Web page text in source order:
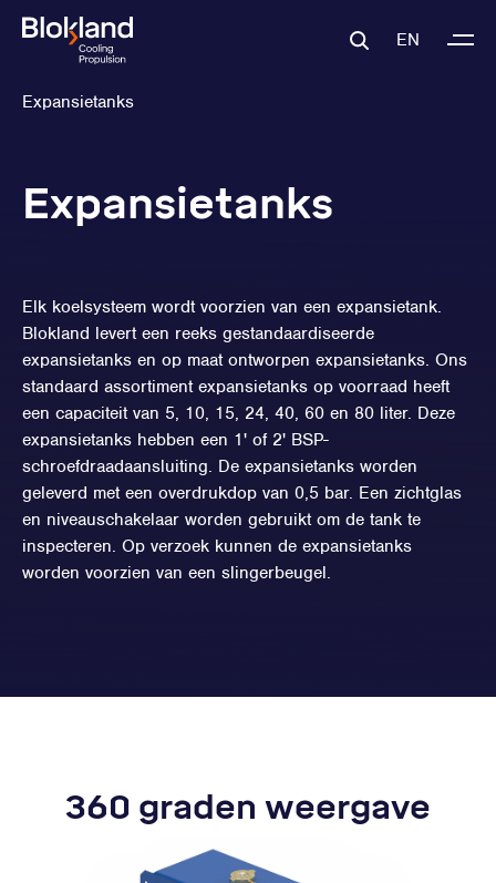
EN
Expansietanks
Expansietanks
Elk koelsysteem wordt voorzien van een expansietank.
Blokland levert een reeks gestandaardiseerde
expansietanks en op maat ontworpen expansietanks. Ons
standaard assortiment expansietanks op voorraad heeft
een capaciteit van 5, 10, 15, 24, 40, 60 en 80 liter. Deze
expansietanks hebben een 1' of 2' BSP-
schroefdraadaansluiting. De expansietanks worden
geleverd met een overdrukdop van 0,5 bar. Een zichtglas
en niveauschakelaar worden gebruikt om de tank te
inspecteren. Op verzoek kunnen de expansietanks
worden voorzien van een slingerbeugel.
360 graden weergave